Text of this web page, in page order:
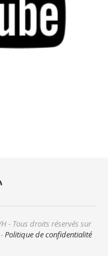
- Tous droits réservés sur
Politique de confidentialité